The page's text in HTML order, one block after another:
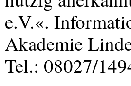
e.V.«.
Akademie
Tel.: 08027/